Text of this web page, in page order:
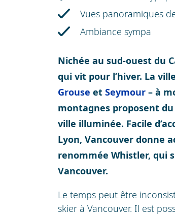
Vues panoramiques
Ambiance sympa
Nichée au sud-ouest du
qui vit pour l’hiver. La
Grouse et Seymour – à
montagnes proposent
ville illuminée. Facile
Lyon, Vancouver donne
renommée Whistler, qui
Vancouver.
Le temps peut être
skier à Vancouver. Il est